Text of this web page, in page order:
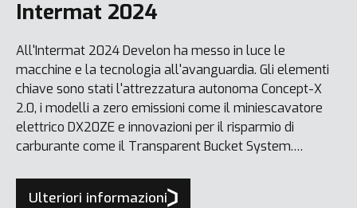
Intermat 2024
All'Intermat 2024 Develon ha messo in luce le
macchine e la tecnologia all'avanguardia. Gli elementi
chiave sono stati l'attrezzatura autonoma Concept-X
2.0, i modelli a zero emissioni come il miniescavatore
elettrico DX20ZE e innovazioni per il risparmio di
carburante come il Transparent Bucket System.
come Smart Quarry, rafforzando ulteriormente il suo
impegno verso la sostenibilità.
Ulteriori informazioni